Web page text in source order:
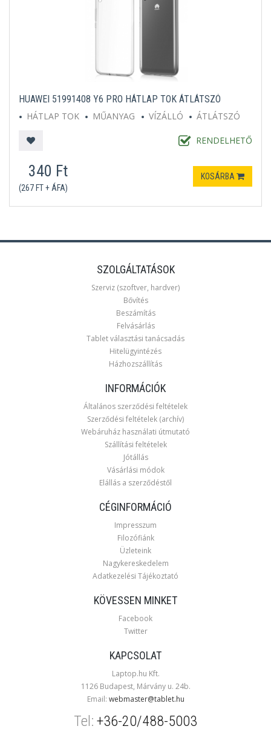
HUAWEI 51991408 Y6 PRO HÁTLAP TOK ÁTLÁTSZÓ
HÁTLAP TOK
MŰANYAG VÍZÁLLÓ ÁTLÁTSZÓ
RENDELHETŐ
340 Ft
(267 FT + ÁFA)
KOSÁRBA
SZOLGÁLTATÁSOK
Szerviz (szoftver, hardver)
Bővítés
Beszámítás
Felvásárlás
Tablet választási tanácsadás
Hitelügyintézés
Házhozszállítás
INFORMÁCIÓK
Általános szerződési feltételek
Szerződési feltételek (archív)
Webáruház használati útmutató
Szállítási feltételek
Jótállás
Vásárlási módok
Elállás a szerződéstől
CÉGINFORMÁCIÓ
Impresszum
Filozófiánk
Üzleteink
Nagykereskedelem
Adatkezelési Tájékoztató
KÖVESSEN MINKET
Facebook
Twitter
KAPCSOLAT
Laptop.hu Kft.
1126 Budapest, Márvány u. 24b.
Email: webmaster@tablet.hu
Tel: +36-20/488-5003